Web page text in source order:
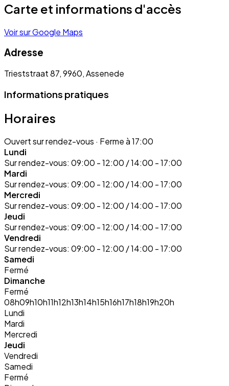
Carte et informations d'accès
Voir sur Google Maps
Adresse
Trieststraat 87, 9960, Assenede
Informations pratiques
Horaires
Ouvert sur rendez-vous · Ferme à 17:00
Lundi
Sur rendez-vous: 09:00 - 12:00 / 14:00 - 17:00
Mardi
Sur rendez-vous: 09:00 - 12:00 / 14:00 - 17:00
Mercredi
Sur rendez-vous: 09:00 - 12:00 / 14:00 - 17:00
Jeudi
Sur rendez-vous: 09:00 - 12:00 / 14:00 - 17:00
Vendredi
Sur rendez-vous: 09:00 - 12:00 / 14:00 - 17:00
Samedi
Fermé
Dimanche
Fermé
08h09h10h11h12h13h14h15h16h17h18h19h20h
Lundi
Mardi
Mercredi
Jeudi
Vendredi
Samedi
Fermé